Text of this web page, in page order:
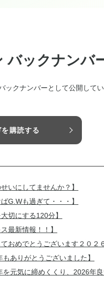
バックナンバ
クナンバーとして公開してい
を購読する
いにしてませんか？】
G.Wも過ぎて・・・】
切にする120分】
最新情報！！】
おめでとうございます２０２６
ありがとうございました】
元気に締めくくり、2026年良